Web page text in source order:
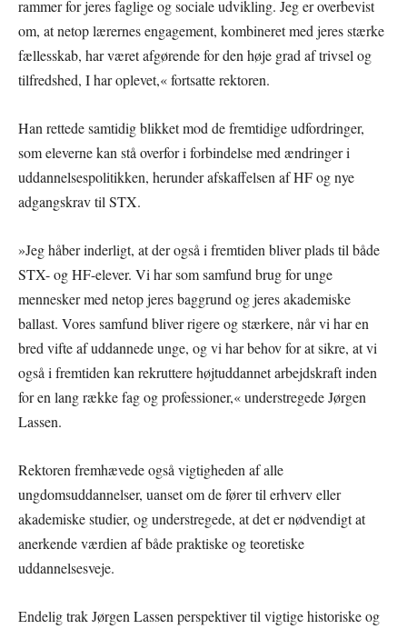
rammer for jeres faglige og sociale udvikling. Jeg er overbevist
om, at netop lærernes engagement, kombineret med jeres stærke
fællesskab, har været afgørende for den høje grad af trivsel og
tilfredshed, I har oplevet,« fortsatte rektoren.
Han rettede samtidig blikket mod de fremtidige udfordringer,
som eleverne kan stå overfor i forbindelse med ændringer i
uddannelsespolitikken, herunder afskaffelsen af HF og nye
adgangskrav til STX.
»Jeg håber inderligt, at der også i fremtiden bliver plads til både
STX- og HF-elever. Vi har som samfund brug for unge
mennesker med netop jeres baggrund og jeres akademiske
ballast. Vores samfund bliver rigere og stærkere, når vi har en
bred vifte af uddannede unge, og vi har behov for at sikre, at vi
også i fremtiden kan rekruttere højtuddannet arbejdskraft inden
for en lang række fag og professioner,« understregede Jørgen
Lassen.
Rektoren fremhævede også vigtigheden af alle
ungdomsuddannelser, uanset om de fører til erhverv eller
akademiske studier, og understregede, at det er nødvendigt at
anerkende værdien af både praktiske og teoretiske
uddannelsesveje.
Endelig trak Jørgen Lassen perspektiver til vigtige historiske og